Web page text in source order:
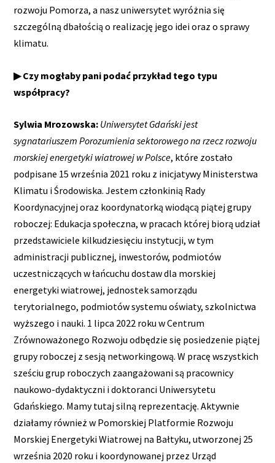
rozwoju Pomorza, a nasz uniwersytet wyróżnia się
szczególną dbałością o realizację jego idei oraz o sprawy
klimatu.
▶ Czy mogłaby pani podać przykład tego typu
współpracy?
Sylwia Mrozowska: Uniwersytet Gdański jest
sygnatariuszem Porozumienia sektorowego na rzecz rozwoju
morskiej energetyki wiatrowej w Polsce, które zostało
podpisane 15 września 2021 roku z inicjatywy Ministerstwa
Klimatu i Środowiska. Jestem członkinią Rady
Koordynacyjnej oraz koordynatorką wiodącą piątej grupy
roboczej: Edukacja społeczna, w pracach której biorą udział
przedstawiciele kilkudziesięciu instytucji, w tym
administracji publicznej, inwestorów, podmiotów
uczestniczących w łańcuchu dostaw dla morskiej
energetyki wiatrowej, jednostek samorządu
terytorialnego, podmiotów systemu oświaty, szkolnictwa
wyższego i nauki. 1 lipca 2022 roku w Centrum
Zrównoważonego Rozwoju odbędzie się posiedzenie piątej
grupy roboczej z sesją networkingową. W pracę wszystkich
sześciu grup roboczych zaangażowani są pracownicy
naukowo-dydaktyczni i doktoranci Uniwersytetu
Gdańskiego. Mamy tutaj silną reprezentację. Aktywnie
działamy również w Pomorskiej Platformie Rozwoju
Morskiej Energetyki Wiatrowej na Bałtyku, utworzonej 25
września 2020 roku i koordynowanej przez Urząd